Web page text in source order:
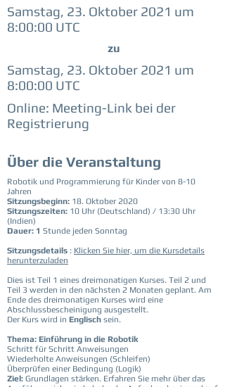
Samstag, 23. Oktober 2021 um
8:00:00 UTC
zu
Samstag, 23. Oktober 2021 um
8:00:00 UTC
Online: Meeting-Link bei der
Registrierung
Über die Veranstaltung
Robotik und Programmierung für Kinder von 8-10
Jahren
Sitzungsbeginn: 18. Oktober 2020
Sitzungszeiten: 10 Uhr (Deutschland) / 13:30 Uhr
(Indien)
Dauer: 1 Stunde jeden Sonntag
Sitzungsdetails : Klicken Sie hier, um die Kursdetails
herunterzuladen
Dies ist Teil 1 eines dreimonatigen Kurses. Teil 2 und
Teil 3 werden in den nächsten 2 Monaten geplant. Am
Ende des dreimonatigen Kurses wird eine
Abschlussbescheinigung ausgestellt.
Der Kurs wird in Englisch sein.
Thema: Einführung in die Robotik
Schritt für Schritt Anweisungen
Wiederholte Anweisungen (Schleifen)
Überprüfen einer Bedingung (Logik)
Ziel: Grundlagen stärken. Erfahren Sie mehr über das